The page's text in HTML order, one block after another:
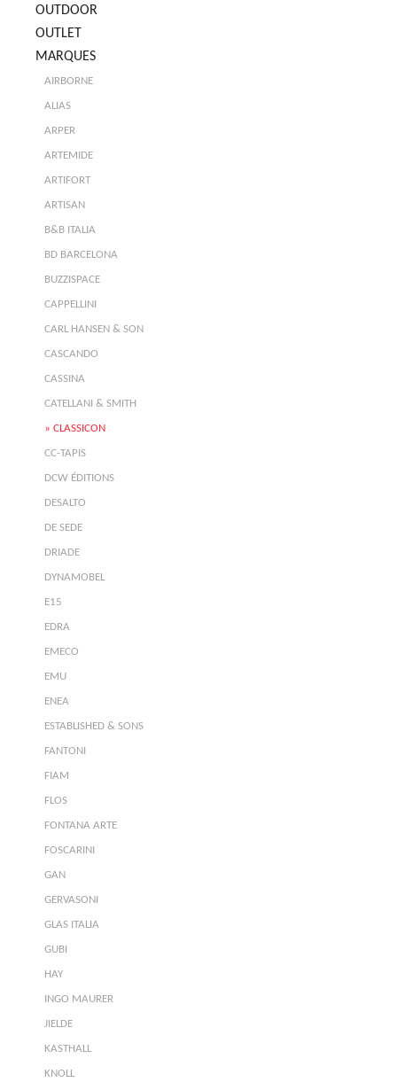
OUTDOOR
OUTLET
MARQUES
AIRBORNE
ALIAS
ARPER
ARTEMIDE
ARTIFORT
ARTISAN
B&B ITALIA
BD BARCELONA
BUZZISPACE
CAPPELLINI
CARL HANSEN & SON
CASCANDO
CASSINA
CATELLANI & SMITH
CLASSICON
CC-TAPIS
DCW ÉDITIONS
DESALTO
DE SEDE
DRIADE
DYNAMOBEL
E15
EDRA
EMECO
EMU
ENEA
ESTABLISHED & SONS
FANTONI
FIAM
FLOS
FONTANA ARTE
FOSCARINI
GAN
GERVASONI
GLAS ITALIA
GUBI
HAY
INGO MAURER
JIELDE
KASTHALL
KNOLL